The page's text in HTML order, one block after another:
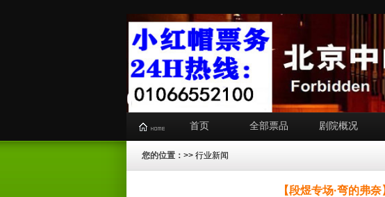
首页 全部票品 剧院概况
您的位置： >> 行业新闻
【段煜专场·弯的弗